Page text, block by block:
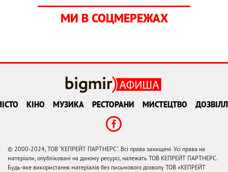
МИ В СОЦМЕРЕЖАХ
КІНО МУЗИКА РЕСТОРАНИ МИСТЕЦТВО
© 2000-2024, ТОВ "КЕПРЕЙТ ПАРТНЕРС". Всі права захищені. Усі права на
матеріали, опубліковані на даному ресурсі, належать ТОВ КЕПРЕЙТ ПАРТНЕРС.
Будь-яке використання матеріалів без письмового дозволу ТОВ «КЕПРЕЙТ